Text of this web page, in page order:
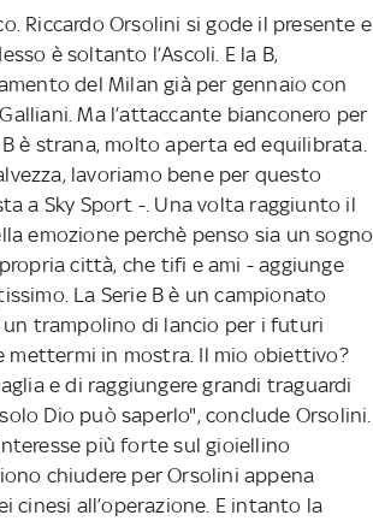
Riccardo Orsolini si gode il presente e
è soltanto l’Ascoli. E la B,
del Milan già per gennaio con
Ma l’attaccante bianconero per
è strana, molto aperta ed equilibrata.
lavoriamo bene per questo
a Sky Sport -. Una volta raggiunto il
emozione perchè penso sia un sogno
città, che tifi e ami - aggiunge
La Serie B è un campionato
trampolino di lancio per i futuri
mettermi in mostra. Il mio obiettivo?
e di raggiungere grandi traguardi
Dio può saperlo", conclude Orsolini.
più forte sul gioiellino
chiudere per Orsolini appena
cinesi all’operazione. E intanto la